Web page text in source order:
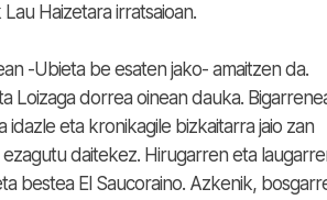
Haizetara irratsaioan.
-Ubieta be esaten jako- amaitzen da.
Loizaga dorrea oinean dauka.
eta kronikagile bizkaitarra jaio zan
daitekez. Hirugarren eta
bestea El Saucoraino. Azkenik,